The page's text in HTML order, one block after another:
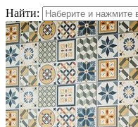
Найти: